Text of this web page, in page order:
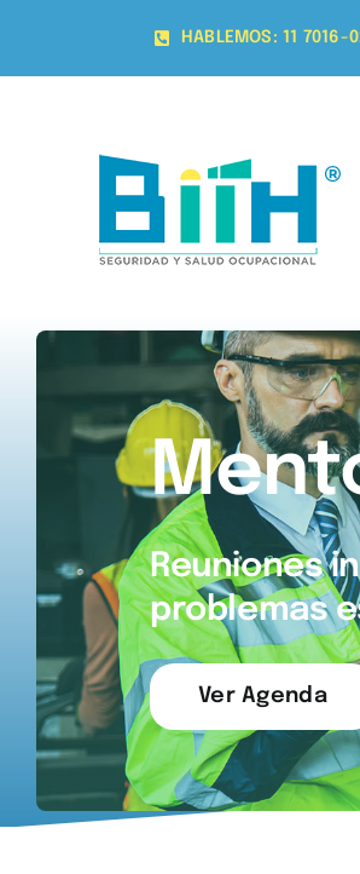
HABLEMOS: 11
Reuniones
problemas
Ver Agenda